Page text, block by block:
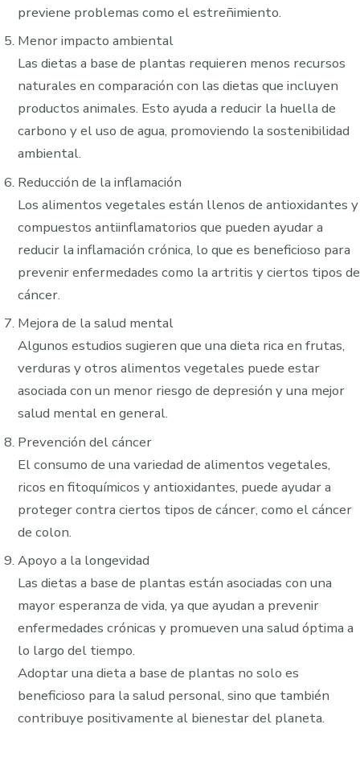
previene problemas como el estreñimiento.
Menor impacto ambiental
Las dietas a base de plantas requieren menos recursos
naturales en comparación con las dietas que incluyen
productos animales. Esto ayuda a reducir la huella de
carbono y el uso de agua, promoviendo la sostenibilidad
ambiental.
Reducción de la inflamación
Los alimentos vegetales están llenos de antioxidantes y
compuestos antiinflamatorios que pueden ayudar a
reducir la inflamación crónica, lo que es beneficioso para
prevenir enfermedades como la artritis y ciertos tipos de
cáncer.
Mejora de la salud mental
Algunos estudios sugieren que una dieta rica en frutas,
verduras y otros alimentos vegetales puede estar
asociada con un menor riesgo de depresión y una mejor
salud mental en general.
Prevención del cáncer
El consumo de una variedad de alimentos vegetales,
ricos en fitoquímicos y antioxidantes, puede ayudar a
proteger contra ciertos tipos de cáncer, como el cáncer
de colon.
Apoyo a la longevidad
Las dietas a base de plantas están asociadas con una
mayor esperanza de vida, ya que ayudan a prevenir
enfermedades crónicas y promueven una salud óptima a
lo largo del tiempo.
Adoptar una dieta a base de plantas no solo es
beneficioso para la salud personal, sino que también
contribuye positivamente al bienestar del planeta.